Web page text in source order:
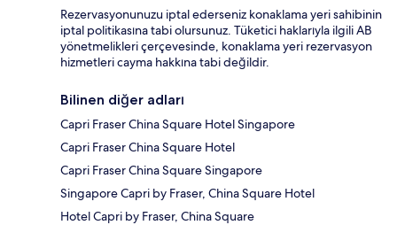
Rezervasyonunuzu iptal ederseniz konaklama yeri sahibinin
iptal politikasına tabi olursunuz. Tüketici haklarıyla ilgili AB
yönetmelikleri çerçevesinde, konaklama yeri rezervasyon
hizmetleri cayma hakkına tabi değildir.
Bilinen diğer adları
Capri Fraser China Square Hotel Singapore
Capri Fraser China Square Hotel
Capri Fraser China Square Singapore
Singapore Capri by Fraser, China Square Hotel
Hotel Capri by Fraser, China Square